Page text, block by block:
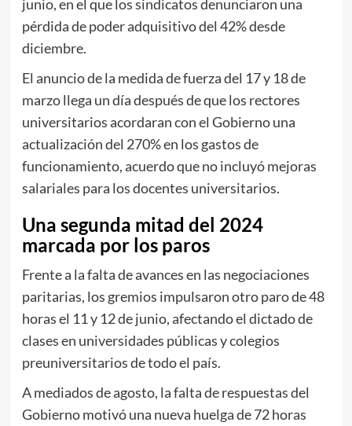
junio, en el que los sindicatos denunciaron una
pérdida de poder adquisitivo del 42% desde
diciembre.
El anuncio de la medida de fuerza del 17 y 18 de
marzo llega un día después de que los rectores
universitarios acordaran con el Gobierno una
actualización del 270% en los gastos de
funcionamiento, acuerdo que no incluyó mejoras
salariales para los docentes universitarios.
Una segunda mitad del 2024
marcada por los paros
Frente a la falta de avances en las negociaciones
paritarias, los gremios impulsaron otro paro de 48
horas el 11 y 12 de junio, afectando el dictado de
clases en universidades públicas y colegios
preuniversitarios de todo el país.
A mediados de agosto, la falta de respuestas del
Gobierno motivó una nueva huelga de 72 horas